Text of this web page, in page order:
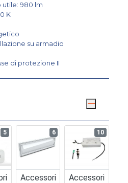
utile: 980 lm
K
su armadio
di protezione II
5
Accessori
6
Accessori
10